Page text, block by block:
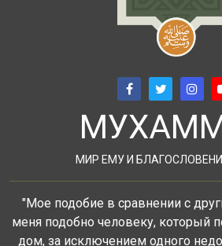
МИР ЕМУ И
"Мое подобие в сравнении с
меня подобно человеку, который
дом, за исключением одного